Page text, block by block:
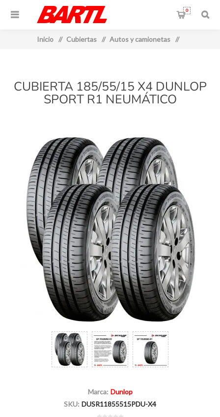
0
Inicio / Cubiertas / Autos y camionetas /
CUBIERTA 185/55/15 X4 DUNLOP
SPORT R1 NEUMÁTICO
Marca: Dunlop
SKU: DUSR11855515PDU-X4